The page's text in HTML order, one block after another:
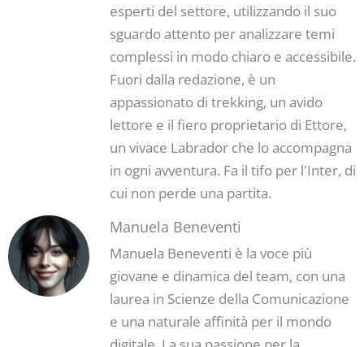
esperti del settore, utilizzando il suo
sguardo attento per analizzare temi
complessi in modo chiaro e accessibile.
Fuori dalla redazione, è un
appassionato di trekking, un avido
lettore e il fiero proprietario di Ettore,
un vivace Labrador che lo accompagna
in ogni avventura. Fa il tifo per l'Inter, di
cui non perde una partita.
Manuela Beneventi
Manuela Beneventi è la voce più
giovane e dinamica del team, con una
laurea in Scienze della Comunicazione
e una naturale affinità per il mondo